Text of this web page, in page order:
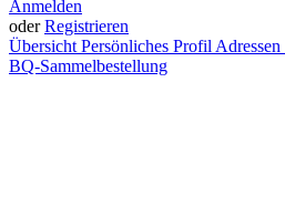
Anmelden
oderRegistrieren
Übersicht Persönliches Profil Adressen
BQ-Sammelbestellung